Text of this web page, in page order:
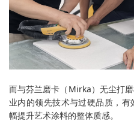
而与芬兰磨卡（Mirka）无尘打
业内的领先技术与过硬品质，
幅提升艺术涂料的整体质感。